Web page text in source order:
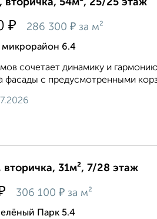
вторичка, 54м², 25/25 этаж
₽ 286 300 ₽ за м²
6.4
сочетает динамику и
фасады с предусмотренными
вторичка, 31м², 7/28 этаж
306 100 ₽ за м²
Парк 5.4